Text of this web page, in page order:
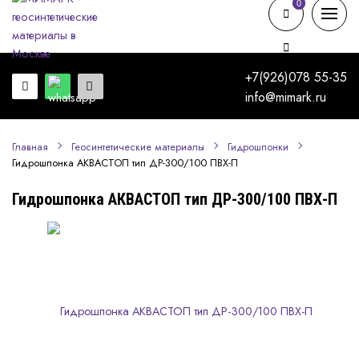
+7(926)078 55-35
info@mimark.ru
0
0
Главная Геосинтетические материалы Гидрошпонки
Гидрошпонка АКВАСТОП тип ДР-300/100 ПВХ-П
Гидрошпонка АКВАСТОП тип ДР-300/100 ПВХ-П